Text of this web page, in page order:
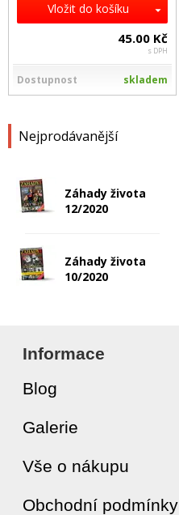
Nejprodávanější
Záhady života
12/2020
Záhady života
10/2020
Vložit do košíku
45.00 Kč
s DPH
Dostupnost skladem
Informace
Blog
Galerie
Vše o nákupu
Obchodní podmínky